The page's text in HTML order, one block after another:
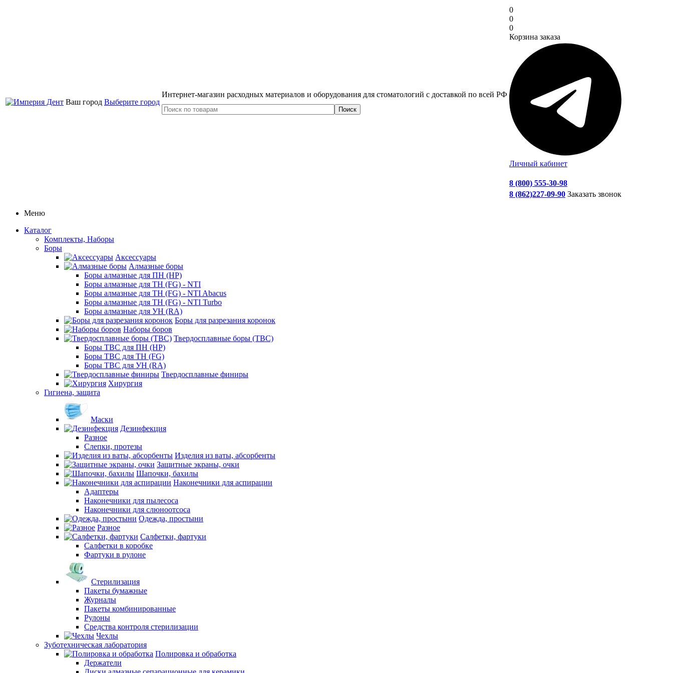
Ваш город Выберите город
Интернет-магазин расходных материалов и оборудования для стоматологий с доставкой по всей РФ
0
0
0
Корзина заказа
Личный кабинет
8 (800) 555-30-98
8 (862)227-09-90 Заказать звонок
Меню
Каталог
Комплекты, Наборы
Боры
Аксессуары
Алмазные боры
Боры алмазные для ПН (HP)
Боры алмазные для ТН (FG) - NTI
Боры алмазные для ТН (FG) - NTI Abacus
Боры алмазные для ТН (FG) - NTI Turbo
Боры алмазные для УН (RA)
Боры для разрезания коронок
Наборы боров
Твердосплавные боры (ТВС)
Боры ТВС для ПН (HP)
Боры ТВС для ТН (FG)
Боры ТВС для УН (RA)
Твердосплавные финиры
Хирургия
Гигиена, защита
Маски
Дезинфекция
Разное
Слепки, протезы
Изделия из ваты, абсорбенты
Защитные экраны, очки
Шапочки, бахилы
Наконечники для аспирации
Адаптеры
Наконечники для пылесоса
Наконечники для слюноотсоса
Одежда, простыни
Разное
Салфетки, фартуки
Салфетки в коробке
Фартуки в рулоне
Стерилизация
Пакеты бумажные
Журналы
Пакеты комбинированные
Рулоны
Средства контроля стерилизации
Чехлы
Зуботехническая лаборатория
Полировка и обработка
Держатели